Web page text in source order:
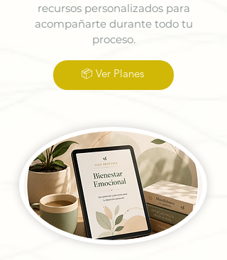
recursos personalizados para
acompañarte durante todo tu
proceso.
📦 Ver Planes